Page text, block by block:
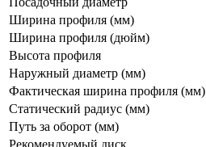
Ширина профиля (мм)
Ширина профиля (дюйм)
Высота профиля
Наружный диаметр (мм)
Фактическая ширина профиля (мм)
Статический радиус (мм)
Путь за оборот (мм)
Рекомендуемый диск